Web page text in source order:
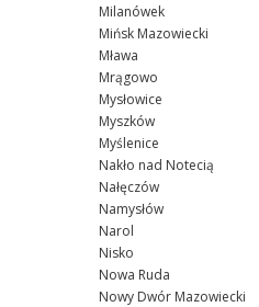
Milanówek
Mińsk Mazowiecki
Mława
Mrągowo
Mysłowice
Myszków
Myślenice
Nakło nad Notecią
Nałęczów
Namysłów
Narol
Nisko
Nowa Ruda
Nowy Dwór Mazowiecki